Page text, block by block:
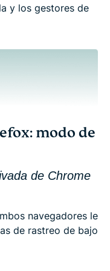
y los gestores de
modo de
de Chrome
navegadores le
de rastreo de bajo